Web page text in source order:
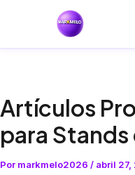
Artículos
para
Por markmelo2026 / abril 27,